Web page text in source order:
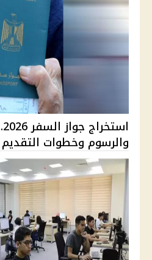
والرسوم وخطوات التقديم